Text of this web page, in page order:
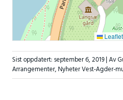
Leaflet
Sist oppdatert: september 6, 2019| Av
Arrangementer,Nyheter Vest-Agder-